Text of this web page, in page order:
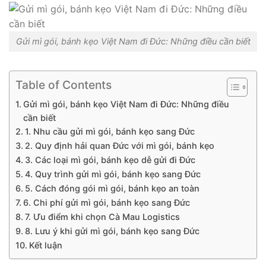
Gửi mì gói, bánh kẹo Việt Nam đi Đức: Những điều cần biết
Table of Contents
Gửi mì gói, bánh kẹo Việt Nam đi Đức: Những điều
cần biết
1. Nhu cầu gửi mì gói, bánh kẹo sang Đức
2. Quy định hải quan Đức với mì gói, bánh kẹo
3. Các loại mì gói, bánh kẹo dễ gửi đi Đức
4. Quy trình gửi mì gói, bánh kẹo sang Đức
5. Cách đóng gói mì gói, bánh kẹo an toàn
6. Chi phí gửi mì gói, bánh kẹo sang Đức
7. Ưu điểm khi chọn Cà Mau Logistics
8. Lưu ý khi gửi mì gói, bánh kẹo sang Đức
Kết luận